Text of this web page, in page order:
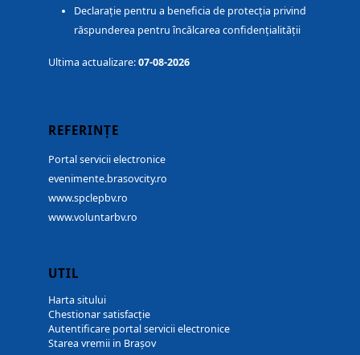
Declarație pentru a beneficia de protecția privind
răspunderea pentru încălcarea confidențialității
Ultima actualizare:07-08-2026
REFERINȚE
Portal servicii electronice
evenimente.brasovcity.ro
www.spclepbv.ro
www.voluntarbv.ro
UTIL
Harta sitului
Chestionar satisfacție
Autentificare portal servicii electronice
Starea vremii in Brașov